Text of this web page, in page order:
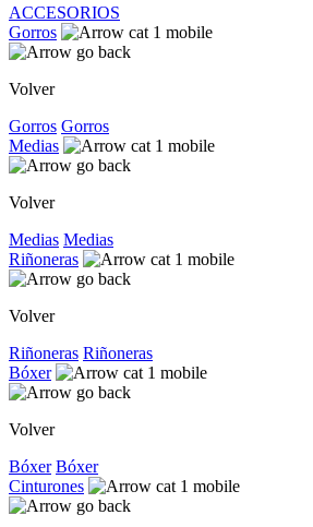
ACCESORIOS
Gorros
Volver
Gorros Gorros
Medias
Volver
Medias Medias
Riñoneras
Volver
Riñoneras Riñoneras
Bóxer
Volver
Bóxer Bóxer
Cinturones